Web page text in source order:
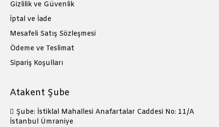
Gizlilik ve Güvenlik
İptal ve İade
Mesafeli Satış Sözleşmesi
Ödeme ve Teslimat
Sipariş Koşulları
Atakent Şube
Şube: İstiklal Mahallesi Anafartalar Caddesi No: 11/A
İstanbul Ümraniye